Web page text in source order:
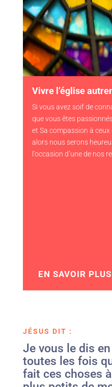
Vivre l’église
Si vous avez soif de
que vous êtes
et Sa compassion à ceux
alors nous serons
l’occasion d’une de nos
EN SAVOIR PLUS
JÉSUS DIT :
Je vous le dis
toutes les fois
fait ces choses